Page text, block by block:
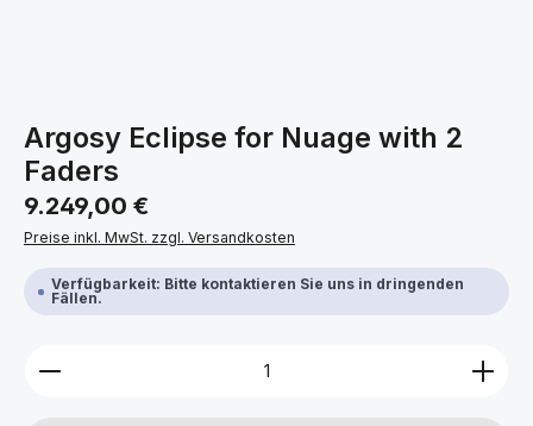
Argosy Eclipse for Nuage with 2
Faders
Regulärer Preis:
9.249,00 €
Preise inkl. MwSt. zzgl. Versandkosten
Verfügbarkeit: Bitte kontaktieren Sie uns in dringenden
Fällen.
Produkt Anzahl: Gib den gewünschten Wert ein